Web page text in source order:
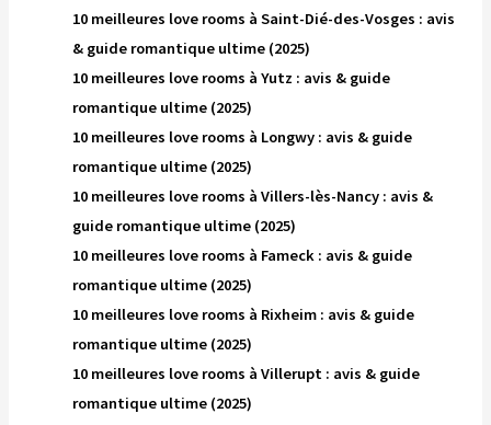
10 meilleures love rooms à Saint-Dié-des-Vosges : avis
& guide romantique ultime (2025)
10 meilleures love rooms à Yutz : avis & guide
romantique ultime (2025)
10 meilleures love rooms à Longwy : avis & guide
romantique ultime (2025)
10 meilleures love rooms à Villers-lès-Nancy : avis &
guide romantique ultime (2025)
10 meilleures love rooms à Fameck : avis & guide
romantique ultime (2025)
10 meilleures love rooms à Rixheim : avis & guide
romantique ultime (2025)
10 meilleures love rooms à Villerupt : avis & guide
romantique ultime (2025)